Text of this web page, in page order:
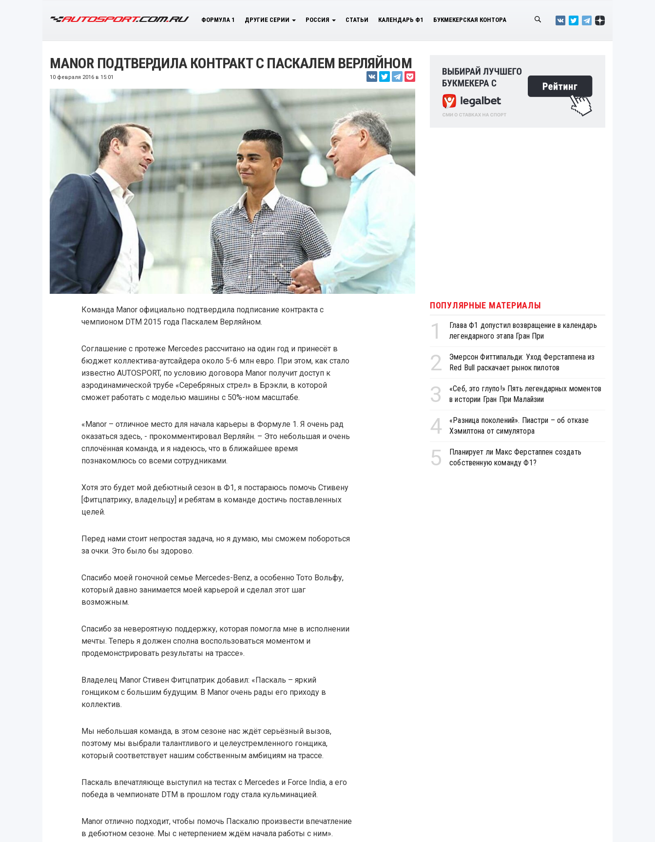
ФОРМУЛА 1 ДРУГИЕ СЕРИИ РОССИЯ СТАТЬИ КАЛЕНДАРЬ Ф1 БУКМЕКЕРСКАЯ КОНТОРА
MANOR ПОДТВЕРДИЛА КОНТРАКТ С ПАСКАЛЕМ ВЕРЛЯЙНОМ
10 февраля 2016 в 15:01
Команда Manor официально подтвердила подписание контракта с
чемпионом DTM 2015 года Паскалем Верляйном.
Соглашение с протеже Mercedes рассчитано на один год и принесёт в
бюджет коллектива-аутсайдера около 5-6 млн евро. При этом, как стало
известно AUTOSPORT, по условию договора Manor получит доступ к
аэродинамической трубе «Серебряных стрел» в Брэкли, в которой
сможет работать с моделью машины с 50%-ном масштабе.
«Manor – отличное место для начала карьеры в Формуле 1. Я очень рад
оказаться здесь, - прокомментировал Верляйн. – Это небольшая и очень
сплочённая команда, и я надеюсь, что в ближайшее время
познакомлюсь со всеми сотрудниками.
Хотя это будет мой дебютный сезон в Ф1, я постараюсь помочь Стивену
[Фитцпатрику, владельцу] и ребятам в команде достичь поставленных
целей.
Перед нами стоит непростая задача, но я думаю, мы сможем побороться
за очки. Это было бы здорово.
Спасибо моей гоночной семье Mercedes-Benz, а особенно Тото Вольфу,
который давно занимается моей карьерой и сделал этот шаг
возможным.
Спасибо за невероятную поддержку, которая помогла мне в исполнении
мечты. Теперь я должен сполна воспользоваться моментом и
продемонстрировать результаты на трассе».
Владелец Manor Стивен Фитцпатрик добавил: «Паскаль – яркий
гонщиком с большим будущим. В Manor очень рады его приходу в
коллектив.
Мы небольшая команда, в этом сезоне нас ждёт серьёзный вызов,
поэтому мы выбрали талантливого и целеустремленного гонщика,
который соответствует нашим собственным амбициям на трассе.
Паскаль впечатляюще выступил на тестах с Mercedes и Force India, а его
победа в чемпионате DTM в прошлом году стала кульминацией.
Manor отлично подходит, чтобы помочь Паскалю произвести впечатление
в дебютном сезоне. Мы с нетерпением ждём начала работы с ним».
ПОПУЛЯРНЫЕ МАТЕРИАЛЫ
1
Глава Ф1 допустил возвращение в календарь
легендарного этапа Гран При
2
Эмерсон Фиттипальди: Уход Ферстаппена из
Red Bull раскачает рынок пилотов
3
«Себ, это глупо!» Пять легендарных моментов
в истории Гран При Малайзии
4
«Разница поколений». Пиастри – об отказе
Хэмилтона от симулятора
5
Планирует ли Макс Ферстаппен создать
собственную команду Ф1?